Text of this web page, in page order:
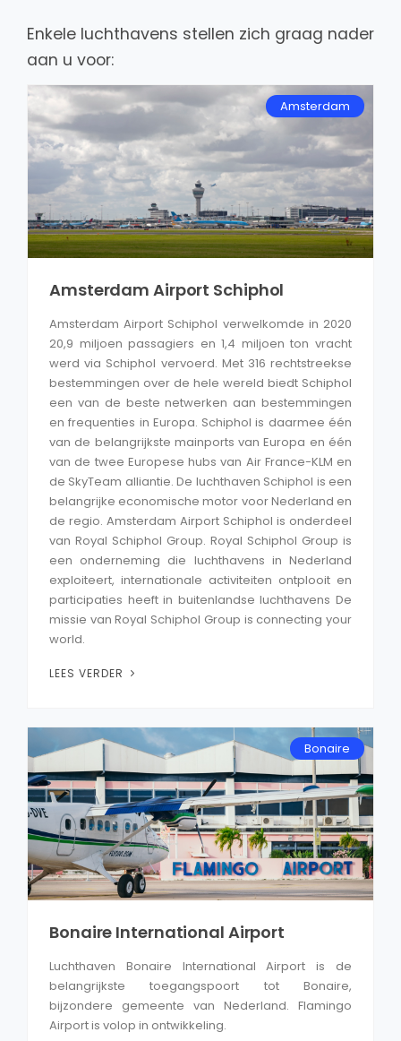
Enkele luchthavens stellen zich graag nader
aan u voor:
Amsterdam
Amsterdam Airport Schiphol
Amsterdam Airport Schiphol verwelkomde in 2020
20,9 miljoen passagiers en 1,4 miljoen ton vracht
werd via Schiphol vervoerd. Met 316 rechtstreekse
bestemmingen over de hele wereld biedt Schiphol
een van de beste netwerken aan bestemmingen
en frequenties in Europa. Schiphol is daarmee één
van de belangrijkste mainports van Europa en één
van de twee Europese hubs van Air France-KLM en
de SkyTeam alliantie. De luchthaven Schiphol is een
belangrijke economische motor voor Nederland en
de regio. Amsterdam Airport Schiphol is onderdeel
van Royal Schiphol Group. Royal Schiphol Group is
een onderneming die luchthavens in Nederland
exploiteert, internationale activiteiten ontplooit en
participaties heeft in buitenlandse luchthavens De
missie van Royal Schiphol Group is connecting your
world.
LEES VERDER
Bonaire
Bonaire International Airport
Luchthaven Bonaire International Airport is de
belangrijkste toegangspoort tot Bonaire,
bijzondere gemeente van Nederland. Flamingo
Airport is volop in ontwikkeling.